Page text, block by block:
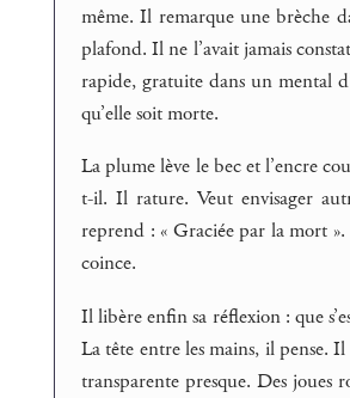
même. Il remarque une brèche
plafond. Il ne l’avait jamais
rapide, gratuite dans un mental
qu’elle soit morte.
La plume lève le bec et l’encre
t-il. Il rature. Veut envisager
reprend : « Graciée par la mort
coince.
Il libère enfin sa réflexion : que
La tête entre les mains, il pense.
transparente presque. Des joues